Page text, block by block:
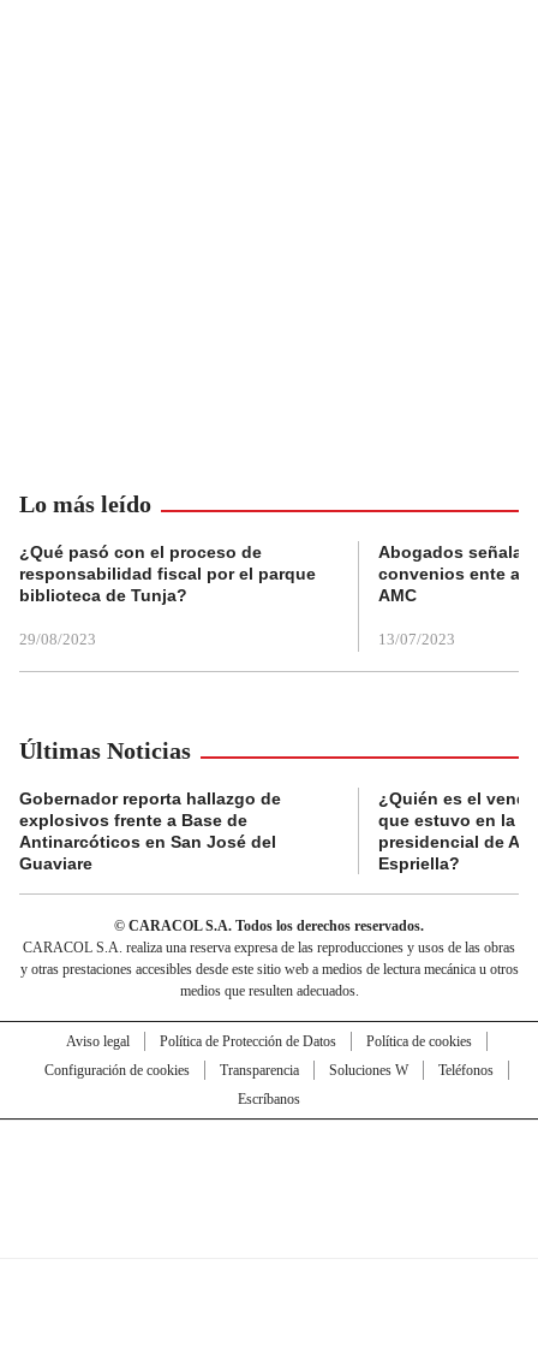
Lo más leído
¿Qué pasó con el proceso de
responsabilidad fiscal por el parque
biblioteca de Tunja?
29/08/2023
Abogados
convenios ente
AMC
13/07/2023
Últimas Noticias
Gobernador reporta hallazgo de
explosivos frente a Base de
Antinarcóticos en San José del
Guaviare
¿Quién es el
que estuvo en la
presidencial de
Espriella?
© CARACOL S.A. Todos los derechos reservados.
CARACOL S.A. realiza una reserva expresa de las reproducciones y usos de las obras
y otras prestaciones accesibles desde este sitio web a medios de lectura mecánica u otros
medios que resulten adecuados.
Aviso legal Política de Protección de Datos
Política de cookies
Configuración de cookies
Transparencia Soluciones W
Teléfonos
Escríbanos